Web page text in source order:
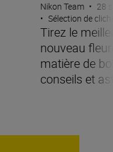
Nikon Team • 28
• Sélection de
Tirez le
nouveau
matière de
conseils et